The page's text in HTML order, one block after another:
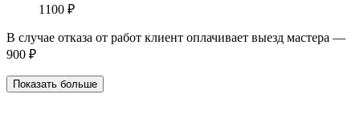
1100 ₽
В случае отказа от работ клиент оплачивает выезд мастера —
900 ₽
Показать больше